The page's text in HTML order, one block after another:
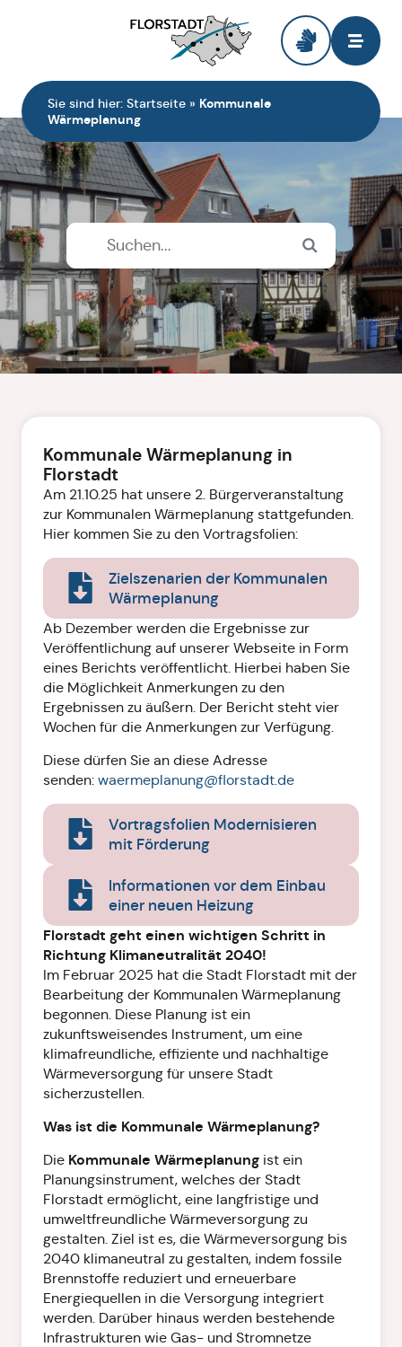
Sie sind hier: Startseite » Kommunale
Wärmeplanung
Kommunale Wärmeplanung in
Florstadt
Am 21.10.25 hat unsere 2. Bürgerveranstaltung
zur Kommunalen Wärmeplanung stattgefunden.
Hier kommen Sie zu den Vortragsfolien:
Zielszenarien der Kommunalen
Wärmeplanung
Ab Dezember werden die Ergebnisse zur
Veröffentlichung auf unserer Webseite in Form
eines Berichts veröffentlicht. Hierbei haben Sie
die Möglichkeit Anmerkungen zu den
Ergebnissen zu äußern. Der Bericht steht vier
Wochen für die Anmerkungen zur Verfügung.
Diese dürfen Sie an diese Adresse
senden: waermeplanung@florstadt.de
Vortragsfolien Modernisieren
mit Förderung
Informationen vor dem Einbau
einer neuen Heizung
Florstadt geht einen wichtigen Schritt in
Richtung Klimaneutralität 2040!
Im Februar 2025 hat die Stadt Florstadt mit der
Bearbeitung der Kommunalen Wärmeplanung
begonnen. Diese Planung ist ein
zukunftsweisendes Instrument, um eine
klimafreundliche, effiziente und nachhaltige
Wärmeversorgung für unsere Stadt
sicherzustellen.
Was ist die Kommunale Wärmeplanung?
Die Kommunale Wärmeplanung ist ein
Planungsinstrument, welches der Stadt
Florstadt ermöglicht, eine langfristige und
umweltfreundliche Wärmeversorgung zu
gestalten. Ziel ist es, die Wärmeversorgung bis
2040 klimaneutral zu gestalten, indem fossile
Brennstoffe reduziert und erneuerbare
Energiequellen in die Versorgung integriert
werden. Darüber hinaus werden bestehende
Infrastrukturen wie Gas- und Stromnetze